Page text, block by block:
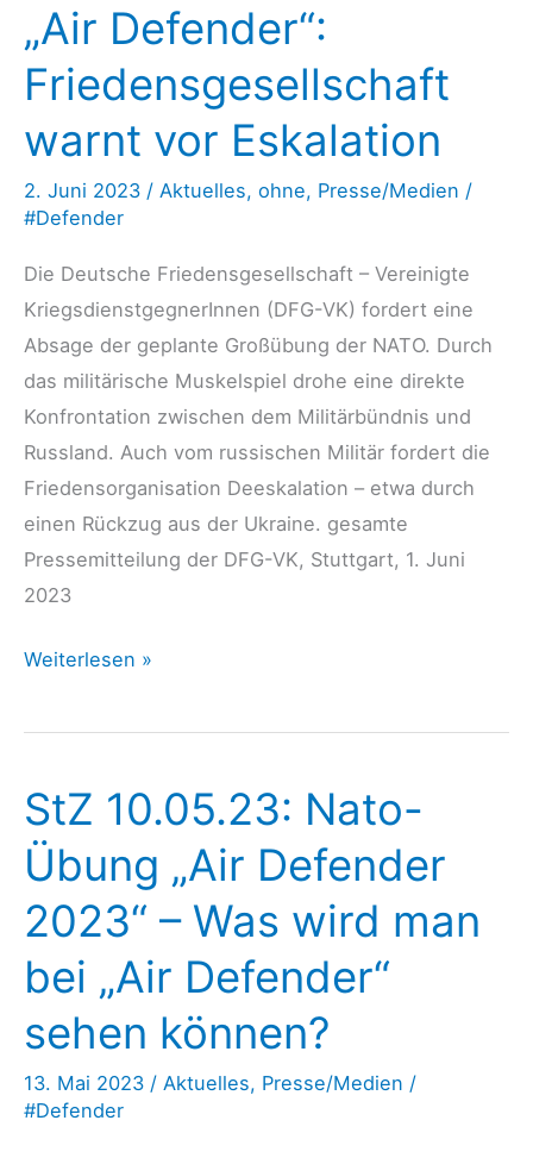
2023
„Air Defender“:
Friedensgesellschaft
warnt vor Eskalation
2. Juni 2023 / Aktuelles, ohne, Presse/Medien /
#Defender
Die Deutsche Friedensgesellschaft – Vereinigte
KriegsdienstgegnerInnen (DFG-VK) fordert eine
Absage der geplante Großübung der NATO. Durch
das militärische Muskelspiel drohe eine direkte
Konfrontation zwischen dem Militärbündnis und
Russland. Auch vom russischen Militär fordert die
Friedensorganisation Deeskalation – etwa durch
einen Rückzug aus der Ukraine. gesamte
Pressemitteilung der DFG-VK, Stuttgart, 1. Juni
2023
Vor
Kriegsübung
Defender“:
Friedensgesellschaft
warnt
vor
Eskalation
Weiterlesen »
StZ 10.05.23: Nato-
Übung „Air Defender
2023“ – Was wird man
bei „Air Defender“
sehen können?
13. Mai 2023 / Aktuelles, Presse/Medien /
#Defender